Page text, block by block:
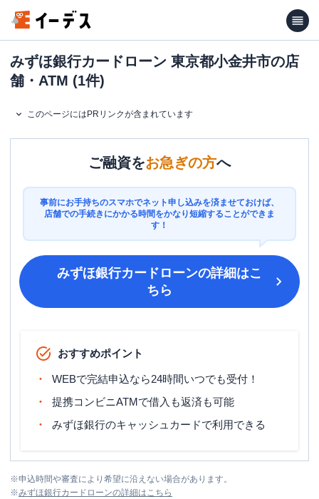
みずほ銀行カードローン 東京都小金井市の店
舗・ATM (1件)
このページにはPRリンクが含まれています
ご融資をお急ぎの方へ
事前にお手持ちのスマホでネット申し込みを済ませておけば、
店舗での手続きにかかる時間をかなり短縮することができま
す！
みずほ銀行カードローンの詳細はこ
ちら
おすすめポイント
WEBで完結申込なら24時間いつでも受付！
提携コンビニATMで借入も返済も可能
みずほ銀行のキャッシュカードで利用できる
※申込時間や審査により希望に沿えない場合があります。
※みずほ銀行カードローンの詳細はこちら